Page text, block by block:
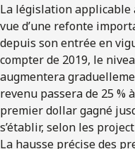
La législation applicable
vue d’une refonte
depuis son entrée en
compter de 2019, le
augmentera
revenu passera de 25 %
premier dollar gagné
s’établir, selon les
La hausse précise des